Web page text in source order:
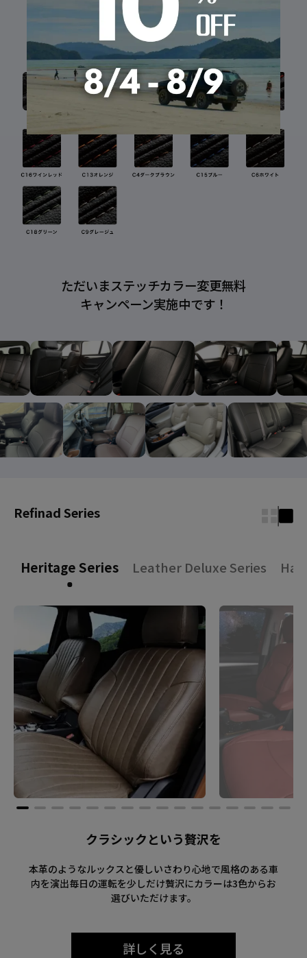
パイピング
ただいまステッチカラー変更無料
キャンペーン実施中です！
Refinad Series
Heritage Series Leather Deluxe Series
クラシックという贅沢を
本革のようなルックスと優しいさわり心地で風格のある車
内を演出毎日の運転を少しだけ贅沢にカラーは3色からお
選びいただけます。
詳しく見る